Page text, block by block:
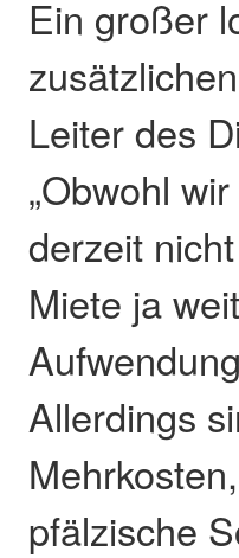
Ein großer
Leiter des
„Obwohl
derzeit
Miete ja
Allerdings
pfälzische